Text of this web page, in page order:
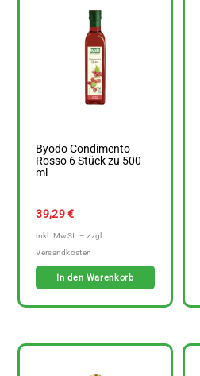
Byodo Condimento
Rosso 6 Stück zu 500
ml
39,29€
In den Warenkorb